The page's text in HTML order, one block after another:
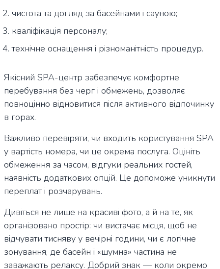
чистота та догляд за басейнами і сауною;
кваліфікація персоналу;
технічне оснащення і різноманітність процедур.
Якісний SPA-центр забезпечує комфортне
перебування без черг і обмежень, дозволяє
повноцінно відновитися після активного відпочинку
в горах.
Важливо перевіряти, чи входить користування SPA
у вартість номера, чи це окрема послуга. Оцініть
обмеження за часом, відгуки реальних гостей,
наявність додаткових опцій. Це допоможе уникнути
переплат і розчарувань.
Дивіться не лише на красиві фото, а й на те, як
організовано простір: чи вистачає місця, щоб не
відчувати тисняву у вечірні години, чи є логічне
зонування, де басейн і «шумна» частина не
заважають релаксу. Добрий знак — коли окремо